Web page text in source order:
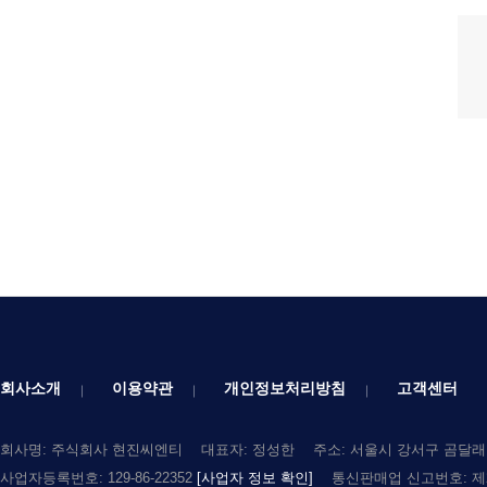
회사소개 이용약관 개인정보처리방침 고객센터
회사명: 주식회사 현진씨엔티 대표자: 정성한
주소: 서울시 강서구 곰달
사업자등록번호: 129-86-22352 [사업자 정보 확인] 통신판매업 신고번호: